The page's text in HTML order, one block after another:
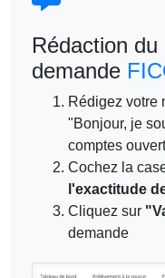
Rédaction
demande
Rédigez votre
"Bonjour, je
comptes
Cochez la
l'exactitude
Cliquez sur
demande